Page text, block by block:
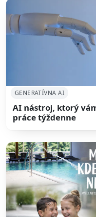
GENERATÍVNA AI
AI nástroj, ktorý
práce týždenne